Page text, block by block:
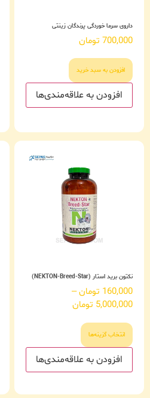
داروی سرما خوردگی پرندگان زینتی
700,000 تومان
افزودن به سبد خرید
افزودن به علاقه‌مندی‌ها
نکتون برید استار (NEKTON-Breed-Star)
160,000 تومان –
5,000,000 تومان
انتخاب گزینه‌ها
افزودن به علاقه‌مندی‌ها